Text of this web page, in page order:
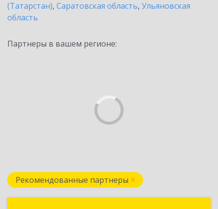
(Татарстан), Саратовская область, Ульяновская
область
Партнеры в вашем регионе:
Рекомендованные партнеры